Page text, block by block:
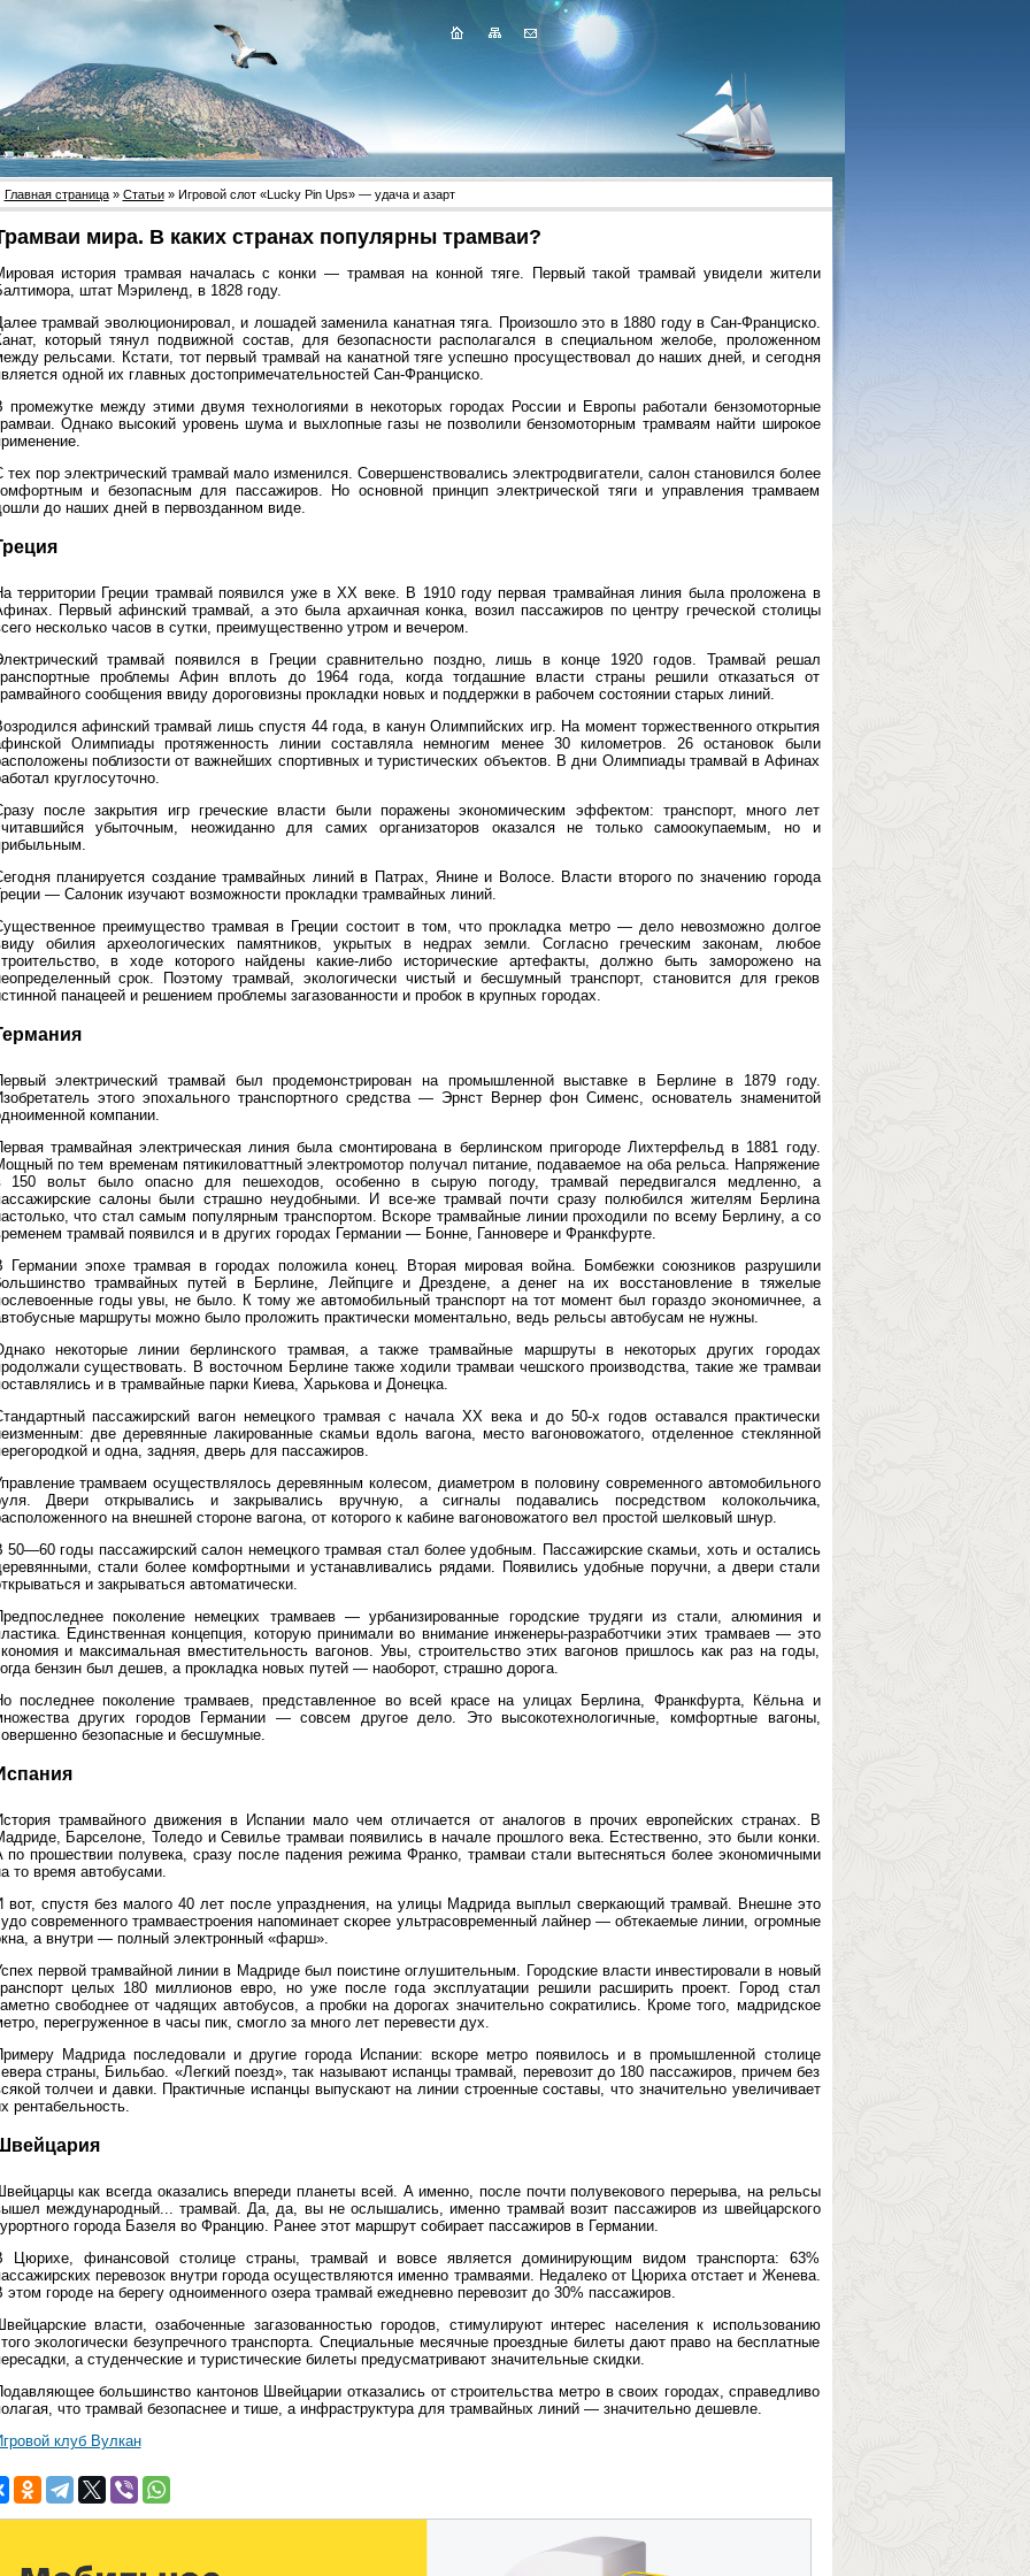
Главная страница» Статьи» Игровой слот «Lucky Pin Ups» — удача и азарт
мира. В каких странах популярны трамваи?
история трамвая началась с конки — трамвая на конной тяге. Первый такой трамвай увидели жители
штат Мэриленд, в 1828 году.
трамвай эволюционировал, и лошадей заменила канатная тяга. Произошло это в 1880 году в Сан-Франциско.
который тянул подвижной состав, для безопасности располагался в специальном желобе, проложенном
рельсами. Кстати, тот первый трамвай на канатной тяге успешно просуществовал до наших дней, и сегодня
одной их главных достопримечательностей Сан-Франциско.
промежутке между этими двумя технологиями в некоторых городах России и Европы работали бензомоторные
Однако высокий уровень шума и выхлопные газы не позволили бензомоторным трамваям найти широкое
тех пор электрический трамвай мало изменился. Совершенствовались электродвигатели, салон становился более
и безопасным для пассажиров. Но основной принцип электрической тяги и управления трамваем
до наших дней в первозданном виде.
территории Греции трамвай появился уже в XX веке. В 1910 году первая трамвайная линия была проложена в
Первый афинский трамвай, а это была архаичная конка, возил пассажиров по центру греческой столицы
несколько часов в сутки, преимущественно утром и вечером.
трамвай появился в Греции сравнительно поздно, лишь в конце 1920 годов. Трамвай решал
проблемы Афин вплоть до 1964 года, когда тогдашние власти страны решили отказаться от
сообщения ввиду дороговизны прокладки новых и поддержки в рабочем состоянии старых линий.
афинский трамвай лишь спустя 44 года, в канун Олимпийских игр. На момент торжественного открытия
Олимпиады протяженность линии составляла немногим менее 30 километров. 26 остановок были
поблизости от важнейших спортивных и туристических объектов. В дни Олимпиады трамвай в Афинах
круглосуточно.
после закрытия игр греческие власти были поражены экономическим эффектом: транспорт, много лет
убыточным, неожиданно для самих организаторов оказался не только самоокупаемым, но и
планируется создание трамвайных линий в Патрах, Янине и Волосе. Власти второго по значению города
— Салоник изучают возможности прокладки трамвайных линий.
преимущество трамвая в Греции состоит в том, что прокладка метро — дело невозможно долгое
обилия археологических памятников, укрытых в недрах земли. Согласно греческим законам, любое
в ходе которого найдены какие-либо исторические артефакты, должно быть заморожено на
срок. Поэтому трамвай, экологически чистый и бесшумный транспорт, становится для греков
панацеей и решением проблемы загазованности и пробок в крупных городах.
электрический трамвай был продемонстрирован на промышленной выставке в Берлине в 1879 году.
этого эпохального транспортного средства — Эрнст Вернер фон Сименс, основатель знаменитой
компании.
трамвайная электрическая линия была смонтирована в берлинском пригороде Лихтерфельд в 1881 году.
по тем временам пятикиловаттный электромотор получал питание, подаваемое на оба рельса. Напряжение
150 вольт было опасно для пешеходов, особенно в сырую погоду, трамвай передвигался медленно, а
салоны были страшно неудобными. И все-же трамвай почти сразу полюбился жителям Берлина
что стал самым популярным транспортом. Вскоре трамвайные линии проходили по всему Берлину, а со
трамвай появился и в других городах Германии — Бонне, Ганновере и Франкфурте.
Германии эпохе трамвая в городах положила конец. Вторая мировая война. Бомбежки союзников разрушили
трамвайных путей в Берлине, Лейпциге и Дрездене, а денег на их восстановление в тяжелые
годы увы, не было. К тому же автомобильный транспорт на тот момент был гораздо экономичнее, а
маршруты можно было проложить практически моментально, ведь рельсы автобусам не нужны.
некоторые линии берлинского трамвая, а также трамвайные маршруты в некоторых других городах
существовать. В восточном Берлине также ходили трамваи чешского производства, такие же трамваи
и в трамвайные парки Киева, Харькова и Донецка.
пассажирский вагон немецкого трамвая с начала XX века и до 50-х годов оставался практически
две деревянные лакированные скамьи вдоль вагона, место вагоновожатого, отделенное стеклянной
и одна, задняя, дверь для пассажиров.
трамваем осуществлялось деревянным колесом, диаметром в половину современного автомобильного
Двери открывались и закрывались вручную, а сигналы подавались посредством колокольчика,
на внешней стороне вагона, от которого к кабине вагоновожатого вел простой шелковый шнур.
50—60 годы пассажирский салон немецкого трамвая стал более удобным. Пассажирские скамьи, хоть и остались
стали более комфортными и устанавливались рядами. Появились удобные поручни, а двери стали
и закрываться автоматически.
поколение немецких трамваев — урбанизированные городские трудяги из стали, алюминия и
Единственная концепция, которую принимали во внимание инженеры-разработчики этих трамваев — это
и максимальная вместительность вагонов. Увы, строительство этих вагонов пришлось как раз на годы,
бензин был дешев, а прокладка новых путей — наоборот, страшно дорога.
последнее поколение трамваев, представленное во всей красе на улицах Берлина, Франкфурта, Кёльна и
других городов Германии — совсем другое дело. Это высокотехнологичные, комфортные вагоны,
безопасные и бесшумные.
трамвайного движения в Испании мало чем отличается от аналогов в прочих европейских странах. В
Барселоне, Толедо и Севилье трамваи появились в начале прошлого века. Естественно, это были конки.
по прошествии полувека, сразу после падения режима Франко, трамваи стали вытесняться более экономичными
то время автобусами.
вот, спустя без малого 40 лет после упразднения, на улицы Мадрида выплыл сверкающий трамвай. Внешне это
современного трамваестроения напоминает скорее ультрасовременный лайнер — обтекаемые линии, огромные
а внутри — полный электронный «фарш».
первой трамвайной линии в Мадриде был поистине оглушительным. Городские власти инвестировали в новый
целых 180 миллионов евро, но уже после года эксплуатации решили расширить проект. Город стал
свободнее от чадящих автобусов, а пробки на дорогах значительно сократились. Кроме того, мадридское
перегруженное в часы пик, смогло за много лет перевести дух.
Мадрида последовали и другие города Испании: вскоре метро появилось и в промышленной столице
страны, Бильбао. «Легкий поезд», так называют испанцы трамвай, перевозит до 180 пассажиров, причем без
толчеи и давки. Практичные испанцы выпускают на линии строенные составы, что значительно увеличивает
рентабельность.
как всегда оказались впереди планеты всей. А именно, после почти полувекового перерыва, на рельсы
международный... трамвай. Да, да, вы не ослышались, именно трамвай возит пассажиров из швейцарского
города Базеля во Францию. Ранее этот маршрут собирает пассажиров в Германии.
Цюрихе, финансовой столице страны, трамвай и вовсе является доминирующим видом транспорта: 63%
перевозок внутри города осуществляются именно трамваями. Недалеко от Цюриха отстает и Женева.
этом городе на берегу одноименного озера трамвай ежедневно перевозит до 30% пассажиров.
власти, озабоченные загазованностью городов, стимулируют интерес населения к использованию
экологически безупречного транспорта. Специальные месячные проездные билеты дают право на бесплатные
а студенческие и туристические билеты предусматривают значительные скидки.
большинство кантонов Швейцарии отказались от строительства метро в своих городах, справедливо
что трамвай безопаснее и тише, а инфраструктура для трамвайных линий — значительно дешевле.
клуб Вулкан